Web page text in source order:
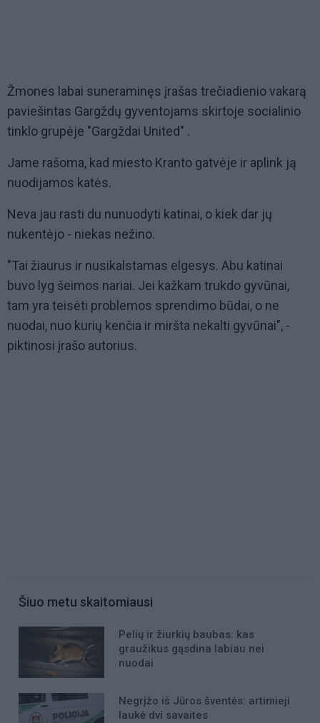
Žmones labai suneraminęs įrašas trečiadienio vakarą
paviešintas Gargždų gyventojams skirtoje socialinio
tinklo grupėje "Gargždai United" .
Jame rašoma, kad miesto Kranto gatvėje ir aplink ją
nuodijamos katės.
Neva jau rasti du nunuodyti katinai, o kiek dar jų
nukentėjo - niekas nežino.
"Tai žiaurus ir nusikalstamas elgesys. Abu katinai
buvo lyg šeimos nariai. Jei kažkam trukdo gyvūnai,
tam yra teisėti problemos sprendimo būdai, o ne
nuodai, nuo kurių kenčia ir miršta nekalti gyvūnai", -
piktinosi įrašo autorius.
Šiuo metu skaitomiausi
Pelių ir žiurkių baubas: kas
graužikus gąsdina labiau nei
nuodai
Negrįžo iš Jūros šventės: artimieji
laukė dvi savaites